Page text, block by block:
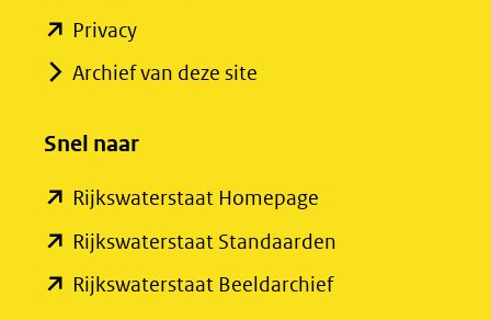
Privacy(opent
in
venster)
naar
een
andere
Archief van deze site
Snel naar
Rijkswaterstaat Homepage
in
Rijkswaterstaat Standaarden
Rijkswaterstaat Beeldarchief(opent